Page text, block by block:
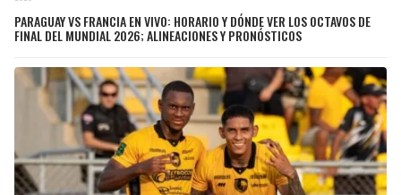
PARAGUAY VS FRANCIA EN VIVO: HORARIO Y DÓNDE VER LOS OCTAVOS DE
FINAL DEL MUNDIAL 2026; ALINEACIONES Y PRONÓSTICOS